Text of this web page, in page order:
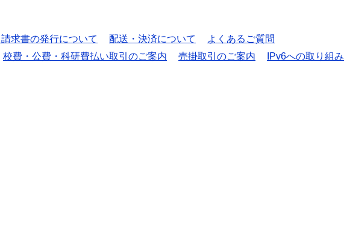
求書の発行について 配送・決済について
よくあるご質問
校費・公費・科研費払い取引のご案内 売掛取引のご案内
IPv6への取り組み